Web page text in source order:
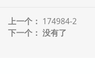
上一个： 174984-2
下一个： 没有了